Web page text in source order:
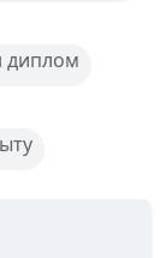
диплом